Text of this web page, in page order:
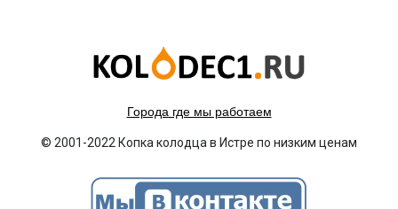
Города где мы работаем
© 2001-2022 Копка колодца в Истре по низким ценам